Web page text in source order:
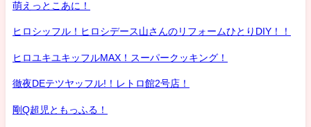
萌えっとこあに！
ヒロシッフル！ヒロシデース山さんのリフォームひとりDIY！！
ヒロユキユキッフルMAX！スーパークッキング！
徹夜DEテツヤッフル!！レトロ館2号店！
剛Q超児ともっふる！